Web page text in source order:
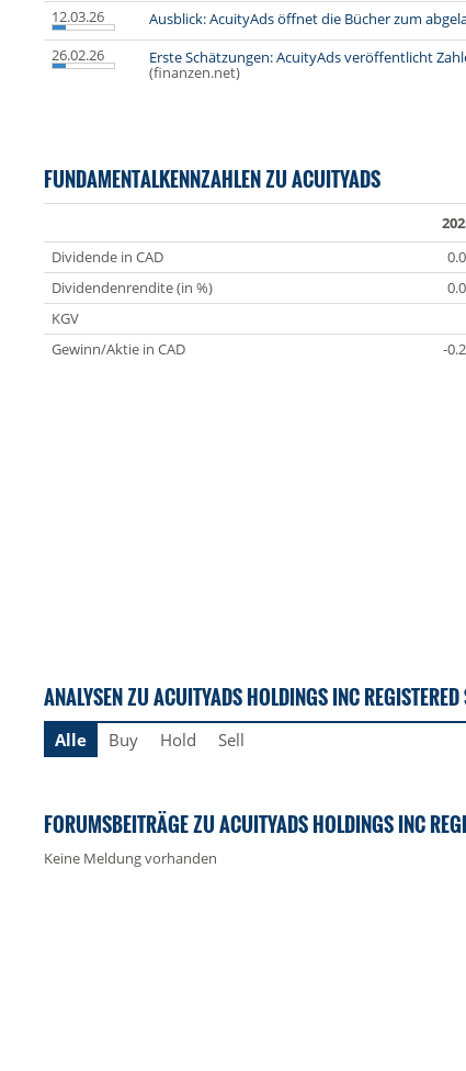
12.03.26
Ausblick: AcuityAds öffnet die Bücher zum
26.02.26
Erste Schätzungen: AcuityAds veröffentlicht
(finanzen.net)
FUNDAMENTALKENNZAHLEN ZU ACUITYADS
Dividende in CAD
Dividendenrendite (in %)
KGV
Gewinn/Aktie in CAD
-
ANALYSEN ZU ACUITYADS HOLDINGS INC REGISTERED
Alle Buy Hold Sell
FORUMSBEITRÄGE ZU ACUITYADS HOLDINGS INC
Keine Meldung vorhanden